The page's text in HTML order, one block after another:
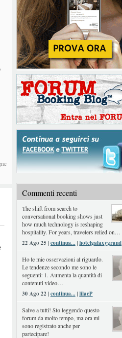
Commenti recenti
The shift from search to
conversational booking shows just
how much technology is reshaping
hospitality. For years, travelers relied on…
22 Ago 25 |continua...|hotelgalaxygrand
Ho le mie osservazioni al riguardo.
Le tendenze secondo me sono le
seguenti: 1. Aumenta la quantità di
contenuti video…
30 Ago 22 |continua...|lilacP
Salve a tutti! Sto leggendo questo
forum da molto tempo, ma ora mi
sono registrato anche per
partecipare!